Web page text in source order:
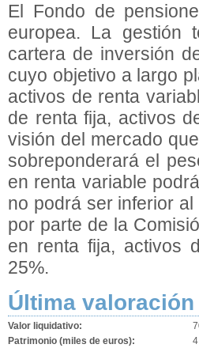
El Fondo de
europea. La gestión
cartera de inversión
cuyo objetivo a largo
activos de renta
de renta fija, activos
visión del mercado
sobreponderará el
en renta variable
no podrá ser inferior
por parte de la
en renta fija, activos
25%.
Última valoración
Valor liquidativo:
Patrimonio (miles de euros):